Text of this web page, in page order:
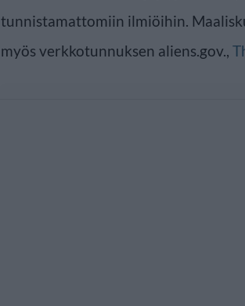
tunnistamattomiin ilmiöihin.
myös verkkotunnuksen aliens.gov.,